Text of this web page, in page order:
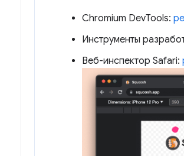
Chromium DevTools:
Инструменты
Веб-инспектор Safari: